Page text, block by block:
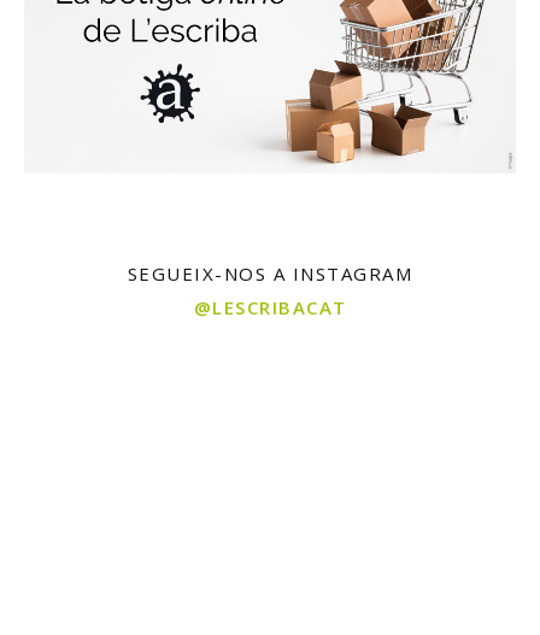
SEGUEIX-NOS A INSTAGRAM
@LESCRIBACAT